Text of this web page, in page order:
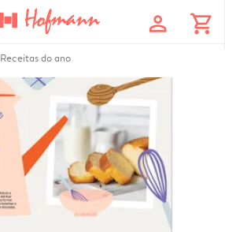
profile shopping_cart
Receitas do ano